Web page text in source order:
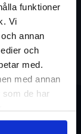
funktioner
Vi
annan
och
med.
med annan
som de har